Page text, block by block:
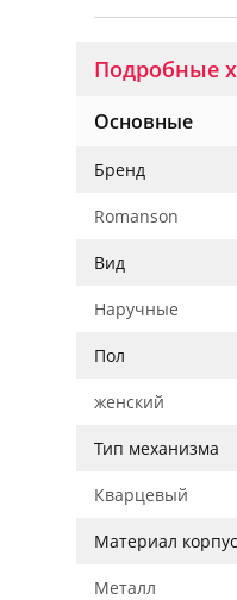
Подробные
Основные
Бренд
Romanson
Вид
Наручные
Пол
женский
Тип механизма
Кварцевый
Материал
Металл